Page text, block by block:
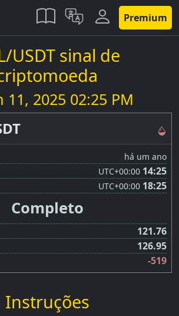
Premium
USDT sinal de
11, 2025 02:25 PM
há um ano
UTC+00:00 14:25
UTC+00:00 18:25
Completo
121.76
126.95
-519
Instruções